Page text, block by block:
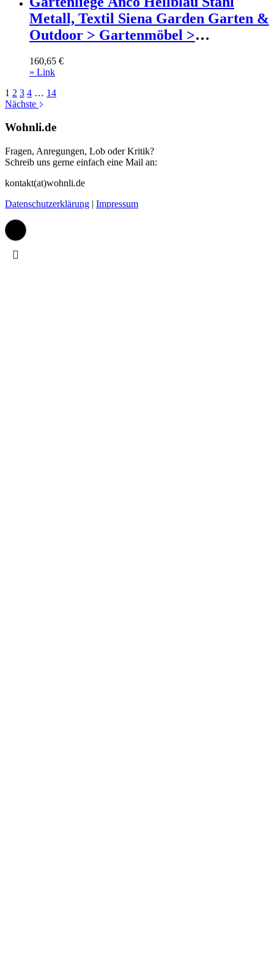
Metall, Textil Siena Garden Garten &
Outdoor > Gartenmöbel >
160,65 €
» Link
1 2 3 4 … 14
Nächste
Wohnli.de
Fragen, Anregungen, Lob oder Kritik?
Schreib uns gerne einfach eine Mail an:
kontakt(at)wohnli.de
Datenschutzerklärung | Impressum